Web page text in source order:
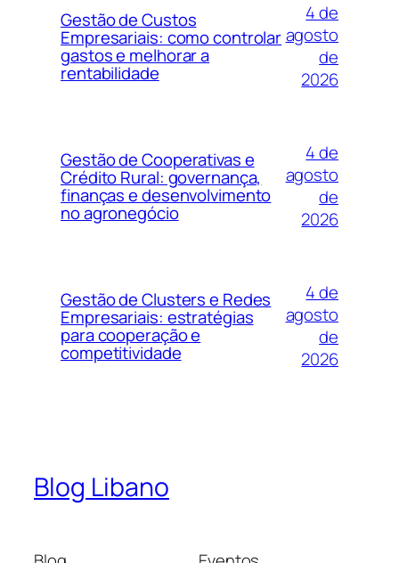
Gestão de Custos
Empresariais: como controlar
gastos e melhorar a
rentabilidade
4 de
agosto
de
2026
Gestão de Cooperativas e
Crédito Rural: governança,
finanças e desenvolvimento
no agronegócio
4 de
agosto
de
2026
Gestão de Clusters e Redes
Empresariais: estratégias
para cooperação e
competitividade
4 de
agosto
de
2026
Blog Libano